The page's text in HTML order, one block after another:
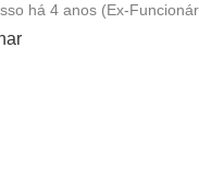
com a vida familiar
há 4 anos (Ex-